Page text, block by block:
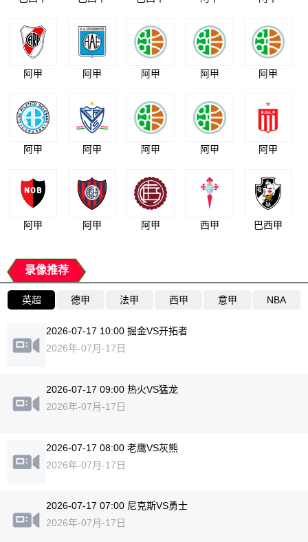
阿甲 阿甲 阿甲 阿甲 阿甲
阿甲 阿甲 阿甲 阿甲 阿甲
阿甲 阿甲 阿甲 西甲 巴西甲
录像推荐
英超 德甲 法甲 西甲 意甲 NBA
2026-07-17 10:00 掘金VS开拓者
2026年-07月-17日
2026-07-17 09:00 热火VS猛龙
2026年-07月-17日
2026-07-17 08:00 老鹰VS灰熊
2026年-07月-17日
2026-07-17 07:00 尼克斯VS勇士
2026年-07月-17日